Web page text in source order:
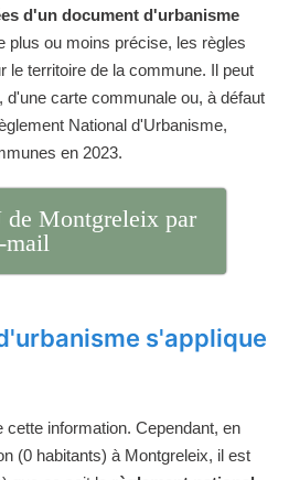
d'un document d'urbanisme
plus ou moins précise, les règles
le territoire de la commune. Il peut
carte communale ou, à défaut
National d'Urbanisme,
en 2023.
de Montgreleix par
mail
s'applique
information. Cependant, en
(0 habitants) à Montgreleix, il est